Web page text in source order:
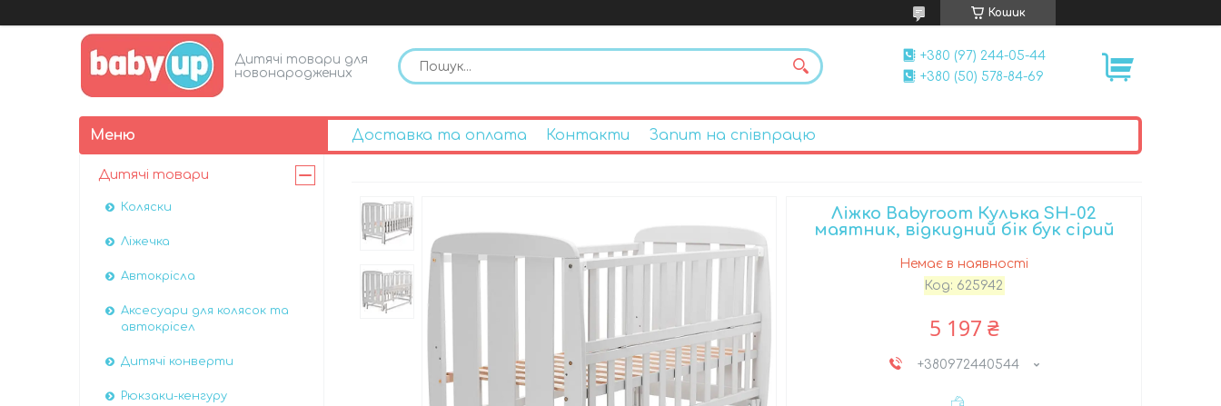
Кошик
Дитячі товари для
новонароджених
+380 (97) 244-05-44
+380 (50) 578-84-69
Доставка та оплата Контакти Запит на співпрацю
Ліжко Babyroom Кулька SH-02
маятник, відкидний бік бук сірий
Немає в наявності
Код: 625942
5 197 ₴
+380972440544
Дитячі товари
Коляски
Ліжечка
Автокрісла
Аксесуари для колясок та
автокрісел
Дитячі конверти
Рюкзаки-кенгуру